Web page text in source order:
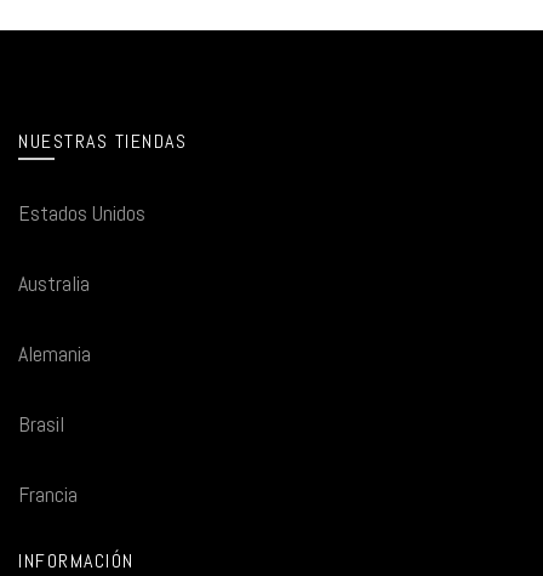
NUESTRAS TIENDAS
Estados Unidos
Australia
Alemania
Brasil
Francia
INFORMACIÓN